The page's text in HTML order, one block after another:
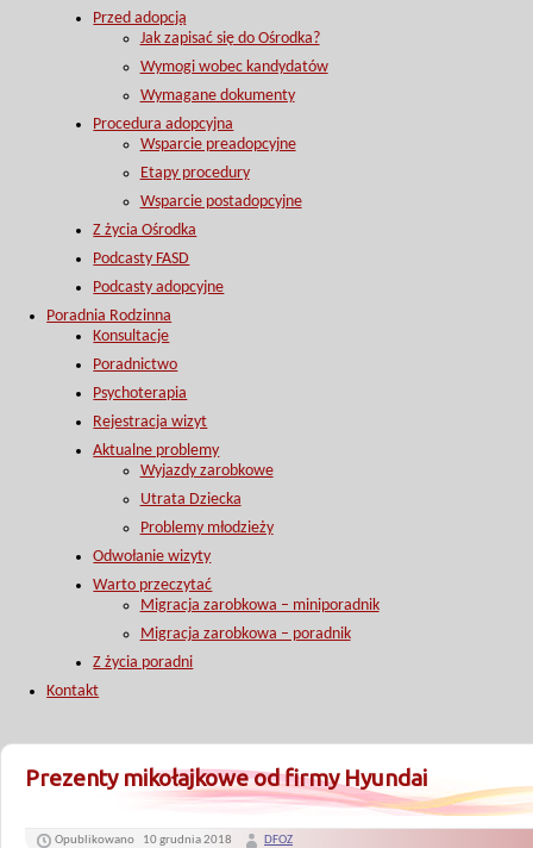
Przed adopcją
Jak zapisać się do Ośrodka?
Wymogi wobec kandydatów
Wymagane dokumenty
Procedura adopcyjna
Wsparcie preadopcyjne
Etapy procedury
Wsparcie postadopcyjne
Z życia Ośrodka
Podcasty FASD
Podcasty adopcyjne
Poradnia Rodzinna
Konsultacje
Poradnictwo
Psychoterapia
Rejestracja wizyt
Aktualne problemy
Wyjazdy zarobkowe
Utrata Dziecka
Problemy młodzieży
Odwołanie wizyty
Warto przeczytać
Migracja zarobkowa – miniporadnik
Migracja zarobkowa – poradnik
Z życia poradni
Kontakt
Prezenty mikołajkowe od firmy Hyundai
Opublikowano 10 grudnia 2018 DFOZ